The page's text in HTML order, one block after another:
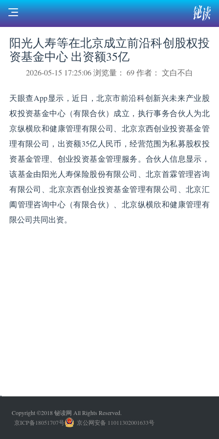
阳光人寿等在北京成立前沿科创股权投
资基金中心 出资额35亿
2026-05-15 17:25:06浏览量： 69作者： 文白不白
天眼查App显示，近日，北京市前沿科创新兴未来产业股
权投资基金中心（有限合伙）成立，执行事务合伙人为北
京纵横欣和健康管理有限公司、北京京西创业投资基金管
理有限公司，出资额35亿人民币，经营范围为私募股权投
资基金管理、创业投资基金管理服务。合伙人信息显示，
该基金由阳光人寿保险股份有限公司、北京首霖管理咨询
有限公司、北京京西创业投资基金管理有限公司、北京汇
阖管理咨询中心（有限合伙）、北京纵横欣和健康管理有
限公司共同出资。
,
Copyright ©2018 铋读网 All Rights Reserved.
京ICP备18051707号
京公网安备 11011302001633号